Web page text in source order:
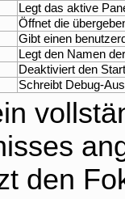
Legt das aktive
Öffnet die
Gibt einen
Legt den Namen
Deaktiviert den
Schreibt Debug-
den